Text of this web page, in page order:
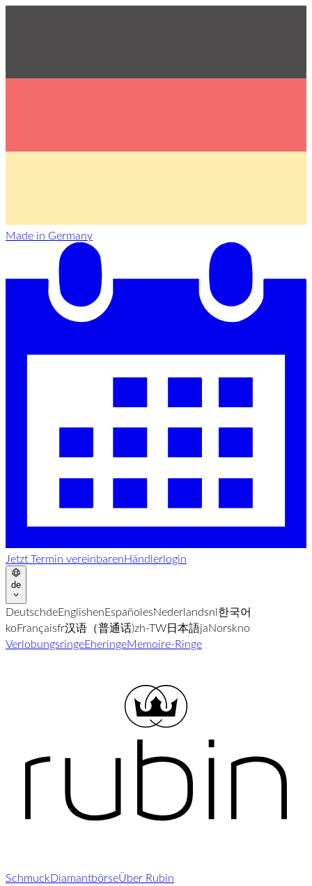
Made in Germany
Jetzt Termin vereinbarenHändlerlogin
de
DeutschdeEnglishenEspañolesNederlandsnl한국어
koFrançaisfr汉语（普通话)zh-TW日本語jaNorskno
VerlobungsringeEheringeMemoire-Ringe
SchmuckDiamantbörseÜber Rubin